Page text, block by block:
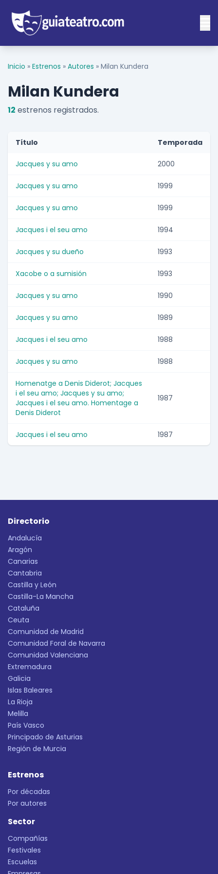
Inicio » Estrenos » Autores » Milan Kundera
Milan Kundera
12 estrenos registrados.
Título Temporada
Jacques y su amo 2000
Jacques y su amo 1999
Jacques y su amo 1999
Jacques i el seu amo 1994
Jacques y su dueño 1993
Xacobe o a sumisión 1993
Jacques y su amo 1990
Jacques y su amo 1989
Jacques i el seu amo 1988
Jacques y su amo 1988
Homenatge a Denis Diderot; Jacques
i el seu amo; Jacques y su amo;
Jacques i el seu amo. Homentage a
Denis Diderot
1987
Jacques i el seu amo 1987
Directorio
Andalucía
Aragón
Canarias
Cantabria
Castilla y León
Castilla-La Mancha
Cataluña
Ceuta
Comunidad de Madrid
Comunidad Foral de Navarra
Comunidad Valenciana
Extremadura
Galicia
Islas Baleares
La Rioja
Melilla
País Vasco
Principado de Asturias
Región de Murcia
Estrenos
Por décadas
Por autores
Sector
Compañías
Festivales
Escuelas